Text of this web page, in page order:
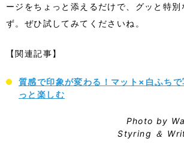
ージをちょっと添えるだけで、グッと特別
ず。ぜひ試してみてくださいね。
【関連記事】
質感で印象が変わる！マット×白ふち
っと楽しむ
Photo by
Styring ＆